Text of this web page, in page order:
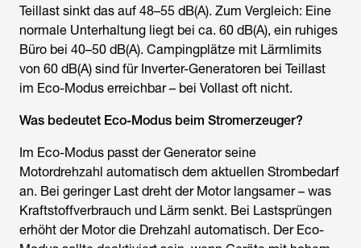
Teillast sinkt das auf 48–55 dB(A). Zum Vergleich: Eine
normale Unterhaltung liegt bei ca. 60 dB(A), ein ruhiges
Büro bei 40–50 dB(A). Campingplätze mit Lärmlimits
von 60 dB(A) sind für Inverter-Generatoren bei Teillast
im Eco-Modus erreichbar – bei Vollast oft nicht.
Was bedeutet Eco-Modus beim Stromerzeuger?
Im Eco-Modus passt der Generator seine
Motordrehzahl automatisch dem aktuellen Strombedarf
an. Bei geringer Last dreht der Motor langsamer – was
Kraftstoffverbrauch und Lärm senkt. Bei Lastsprüngen
erhöht der Motor die Drehzahl automatisch. Der Eco-